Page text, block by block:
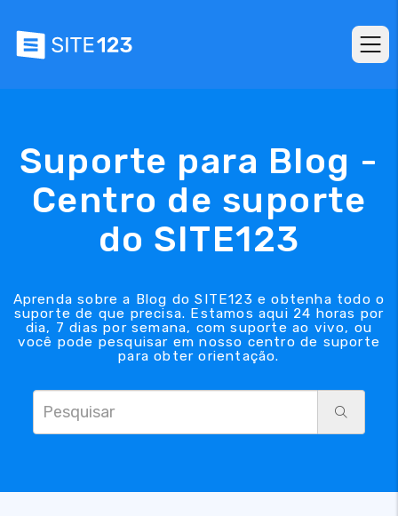
Suporte para Blog -
Centro de suporte
do SITE123
Aprenda sobre a Blog do SITE123 e obtenha todo o
suporte de que precisa. Estamos aqui 24 horas por
dia, 7 dias por semana, com suporte ao vivo, ou
você pode pesquisar em nosso centro de suporte
para obter orientação.